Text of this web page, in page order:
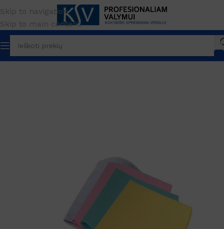
Skip to navigation
Skip to main content
Pradžia Paviršių valymui